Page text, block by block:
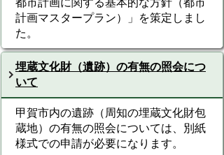
都市計画に関する基本的な方針（都市
計画マスタープラン）」を策定しまし
た。
埋蔵文化財（遺跡）の有無の照会につ
いて
甲賀市内の遺跡（周知の埋蔵文化財包
蔵地）の有無の照会については、別紙
様式での申請が必要になります。